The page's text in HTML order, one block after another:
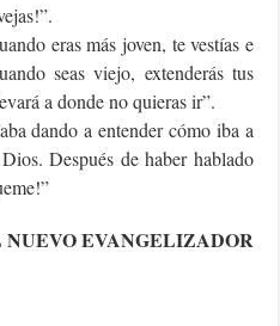
eras más joven, te vestías e
seas viejo, extenderás tus
a donde no quieras ir”.
dando a entender cómo iba a
Después de haber hablado
EVANGELIZADOR